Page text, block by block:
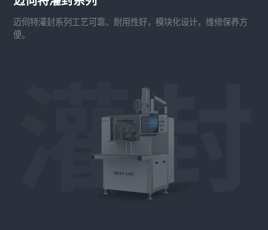
迈伺特灌封系列工艺可靠、耐用性好，模块化设计，维修保养方
便。